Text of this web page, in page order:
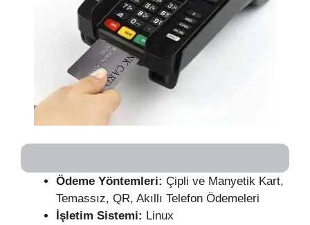
Ödeme Yöntemleri: Çipli ve Manyetik Kart,
Temassız, QR, Akıllı Telefon Ödemeleri
İşletim Sistemi: Linux